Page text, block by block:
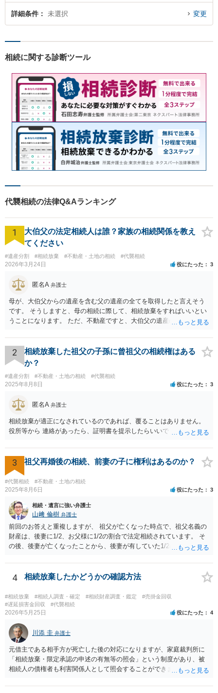
詳細条件 未選択 変更
相続に関する診断ツール
代襲相続の法律Q&Aランキング
1
大伯父の法定相続人は誰？家族の相続関係を教え
てください
#遺産分割 #相続放棄 #不動産・土地の相続 #代襲相続
2026年3月24日 役にたった 3
匿名A 弁護士
母が、大伯父からの遺産を含む父の遺産の全てを取得したと言えそう
です。 そうしますと、母の相続に際して、相続放棄をすればいいとい
うことになります。 ただ、不動産ですと、大伯父の遺産の名義がまだ
2
相続放棄した祖父の子孫に曾祖父の相続権はある
か？
#遺産分割 #不動産・土地の相続 #代襲相続
2025年8月8日 役にたった 3
匿名A 弁護士
相続放棄が適正になされているのであれば、覆ることはありません。
役所等から 連絡があったら、証明書を提示したらいいでしょう。
3 祖父再婚後の相続、前妻の子に権利はあるのか？
#代襲相続 #不動産・土地の相続
2025年8月6日 役にたった 3
相続・遺言に強い弁護士
山﨑 倫樹 弁護士
前回のお答えと重複しますが、 祖父が亡くなった時点で、祖父名義の
財産は、後妻に1/2、お父様に1/2の割合で法定相続されています。 そ
の後、後妻が亡くなったことから、後妻が有していた1/2の権利は、後
有していた1/2の権利は、その子であるご相談者側に相続されていま
す。 ですので、後妻側の兄弟姉妹（亡くなっている場合はその子）
の財産を名義移転することはできません。 もちろん、祖父の遺言書が
あれば話は別です。 さらに詳しいことは、相続財産に関する資料や戸
籍類をもって、お近くの弁護士に相談されることをお勧めします。
4 相続放棄したかどうかの確認方法
#相続放棄 #相続人調査・確定 #相続財産調査・鑑定
#売掛金回収
#遅延損害金回収
#代襲相続
2026年5月25日 役にたった 4
川添 圭 弁護士
元借主である相手方が死亡した後の対応になりますが、家庭裁判所に
「相続放棄・限定承認の申述の有無等の照会」という制度があり、被
相続人の債権者も利害関係人として照会することができます。照会を
して被相続人の最後の住所地を管轄する家庭裁判所）となります。照